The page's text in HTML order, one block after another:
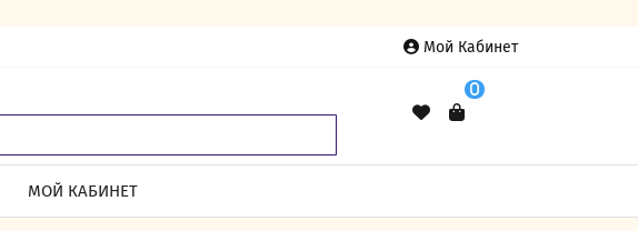
Мой Кабинет
0
МОЙ КАБИНЕТ